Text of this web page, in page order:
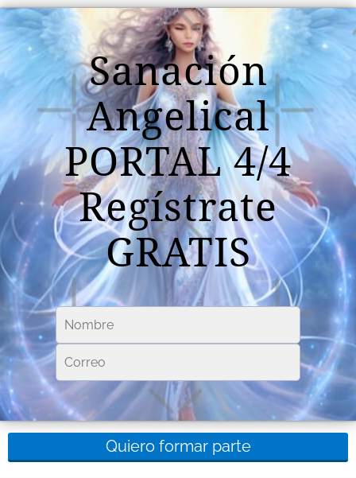
Sanación
Angelical
PORTAL 4/4
Regístrate
GRATIS
Quiero formar parte